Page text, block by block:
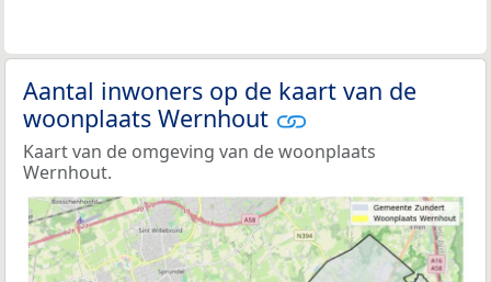
Aantal inwoners op de kaart van de
woonplaats Wernhout
Kaart van de omgeving van de woonplaats
Wernhout.